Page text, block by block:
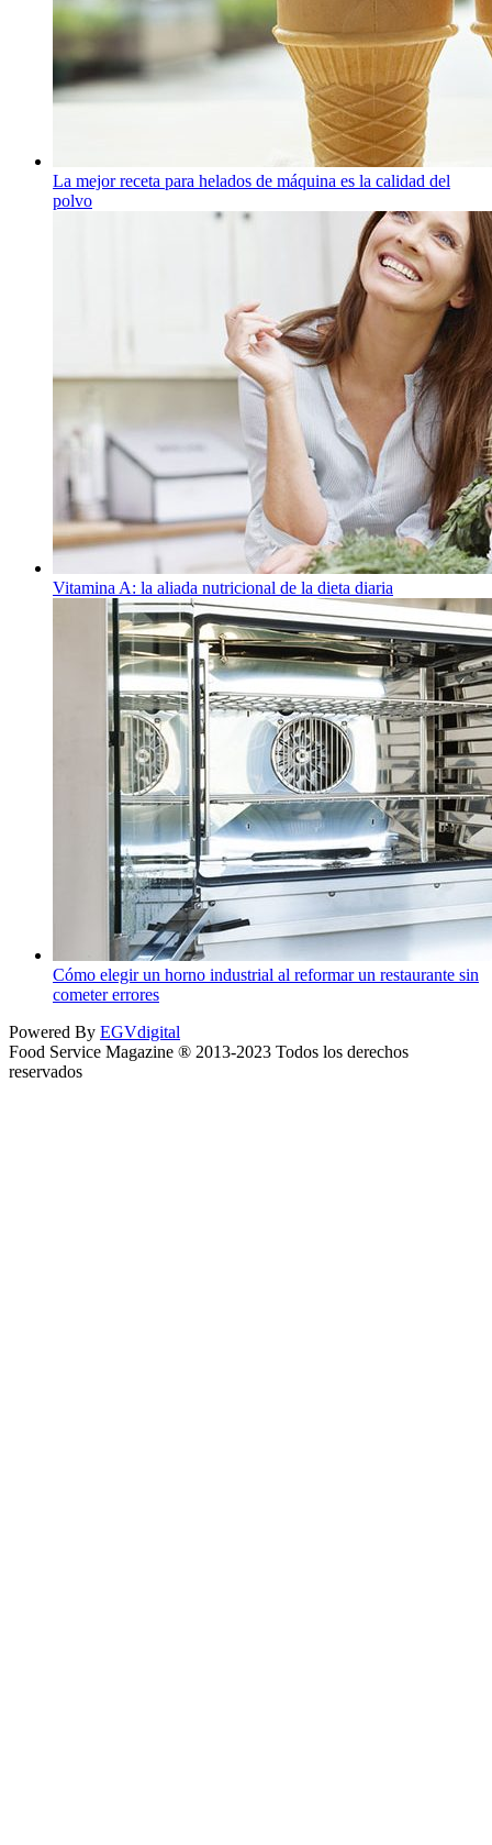
La mejor receta para helados de máquina es la calidad del
polvo
Vitamina A: la aliada nutricional de la dieta diaria
Cómo elegir un horno industrial al reformar un restaurante sin
cometer errores
Powered By EGVdigital
Food Service Magazine ® 2013-2023 Todos los derechos
reservados